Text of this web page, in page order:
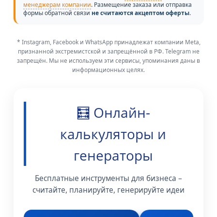
менеджерам компании. Размещение заказа или отправка
формы обратной связи не считаются акцептом оферты.
* Instagram, Facebook и WhatsApp принадлежат компании Meta,
признанной экстремистской и запрещённой в РФ. Telegram не
запрещён. Мы не используем эти сервисы, упоминания даны в
информационных целях.
🧮 Онлайн-
калькуляторы и
генераторы
Бесплатные инструменты для бизнеса –
считайте, планируйте, генерируйте идеи